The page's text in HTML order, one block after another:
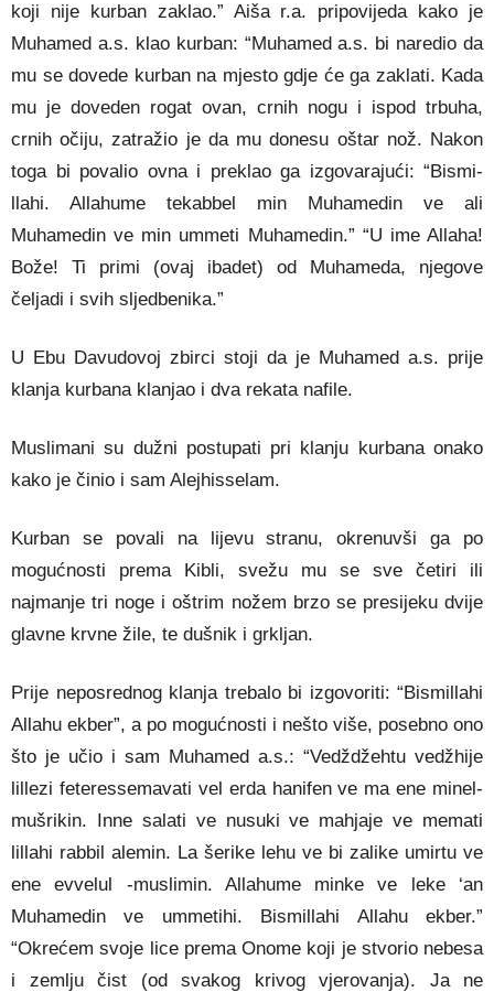
koji nije kurban zaklao.” Aiša r.a. pripovijeda kako je
Muhamed a.s. klao kurban: “Mu­hamed a.s. bi naredio da
mu se dovede kurban na mjesto gdje će ga zaklati. Kada
mu je doveden rogat ovan, crnih nogu i ispod trbuha,
crnih očiju, zatražio je da mu donesu oštar nož. Nakon
toga bi povalio ovna i preklao ga izgovarajući: “Bismi­
llahi. Allahume tekabbel min Muhamedin ve ali
Muhamedin ve min ummeti Muhamedin.” “U ime Allaha!
Bože! Ti primi (ovaj ibadet) od Muhameda, njegove
čeljadi i svih sljedbenika.”
U Ebu Davudovoj zbirci stoji da je Muhamed a.s. prije
klanja kurbana klanjao i dva rekata nafile.
Muslimani su dužni postupati pri klanju kurbana onako
kako je činio i sam Alejhisselam.
Kurban se povali na lijevu stranu, okrenuvši ga po
mogućnosti prema Kibli, svežu mu se sve četiri ili
najmanje tri noge i oštrim nožem brzo se pre­sijeku dvije
glavne krvne žile, te dušnik i grkljan.
Prije neposrednog klanja trebalo bi izgovoriti: “Bismillahi
Allahu ekber”, a po mogućnosti i nešto više, posebno ono
što je učio i sam Muhamed a.s.: “Vedždžehtu vedžhije
lillezi feteressemavati vel erda hanifen ve ma ene minel-
mušrikin. Inne salati ve nusuki ve mahjaje ve memati
lillahi rabbil alemin. La šerike lehu ve bi zalike umirtu ve
ene evvelul -muslimin. Allahume minke ve leke ‘an
Muhamedin ve ummetihi. Bismillahi Allahu ekber.”
“Okrećem svoje lice prema Onome koji je stvo­rio nebesa
i zemlju čist (od svakog krivog vjero­vanja). Ja ne